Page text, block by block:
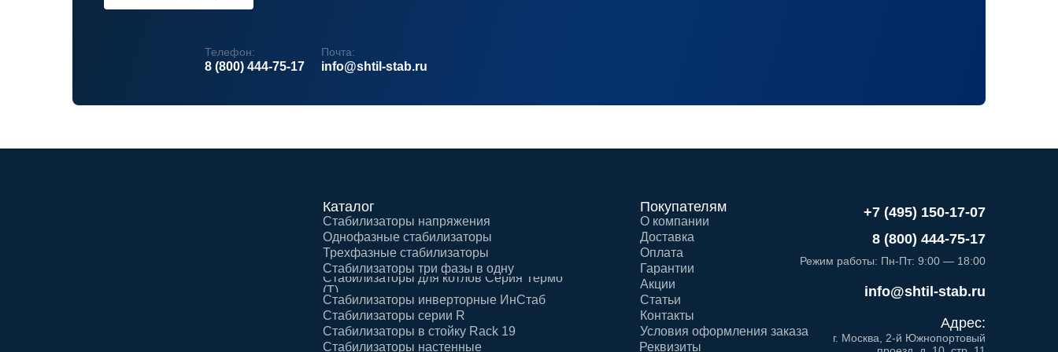
Телефон:
8 (800) 444-75-17
Почта:
info@shtil-stab.ru
Каталог
Стабилизаторы напряжения
Однофазные стабилизаторы
Трехфазные стабилизаторы
Стабилизаторы три фазы в одну
Стабилизаторы для котлов Серия Термо
(Т)
Стабилизаторы инверторные ИнСтаб
Стабилизаторы серии R
Стабилизаторы в стойку Rack 19
Стабилизаторы настенные
Покупателям
О компании
Доставка
Оплата
Гарантии
Акции
Статьи
Контакты
Условия оформления заказа
Реквизиты
Режим работы: Пн-Пт: 9:00 — 18:00
info@shtil-stab.ru
+7 (495) 150-17-07
Адрес:
г. Москва, 2-й Южнопортовый
8 (800) 444-75-17